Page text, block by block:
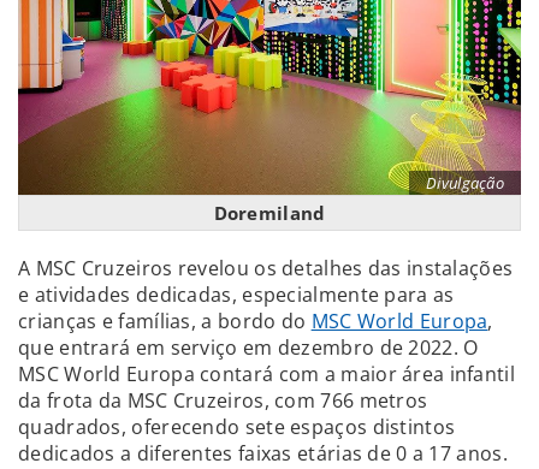
Divulgação
Doremiland
A MSC Cruzeiros revelou os detalhes das instalações
e atividades dedicadas, especialmente para as
crianças e famílias, a bordo do MSC World Europa,
que entrará em serviço em dezembro de 2022. O
MSC World Europa contará com a maior área infantil
da frota da MSC Cruzeiros, com 766 metros
quadrados, oferecendo sete espaços distintos
dedicados a diferentes faixas etárias de 0 a 17 anos.